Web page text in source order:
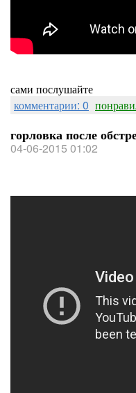
сами послушайте
комментарии: 0
горловка после
04-06-2015 01:02